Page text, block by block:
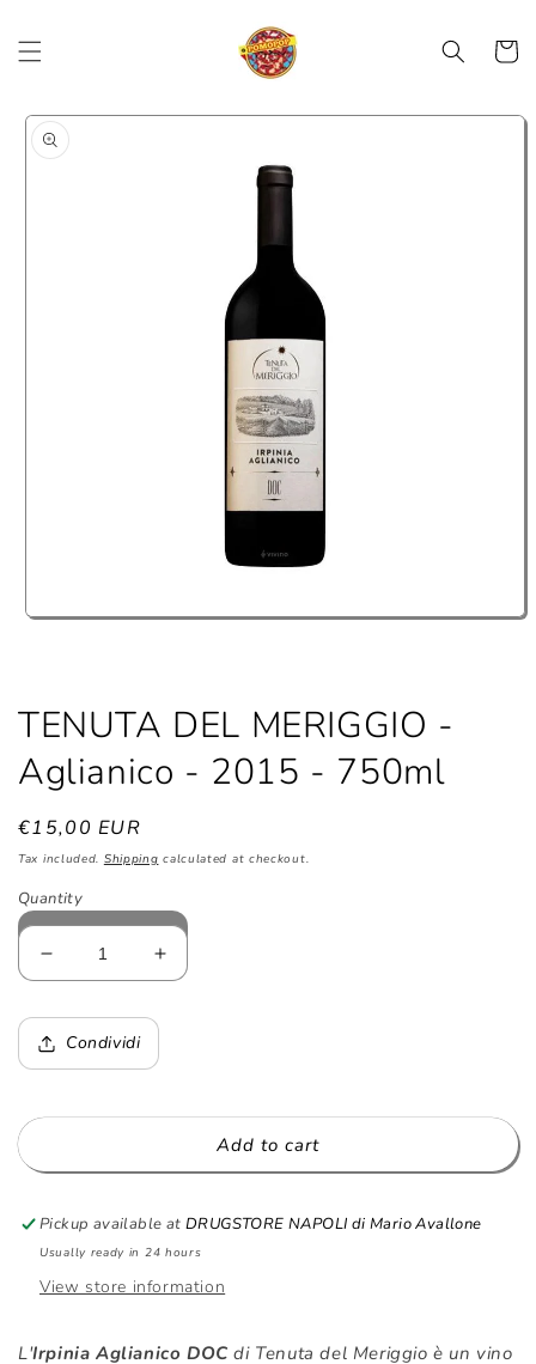
content
Cart
Skip to
product
information
Open
TENUTA DEL MERIGGIO -
Aglianico - 2015 - 750ml
Regular
price
€15,00 EUR
Tax included. Shipping calculated at checkout.
Quantity
Decrease
quantity
for
TENUTA
DEL
-
-
750ml
Increase
quantity
DEL
-
Aglianico
-
Condividi
Add to cart
Pickup available atDRUGSTORE NAPOLI di Mario Avallone
Usually ready in 24 hours
View store information
L'Irpinia Aglianico DOC di Tenuta del Meriggio è un vino